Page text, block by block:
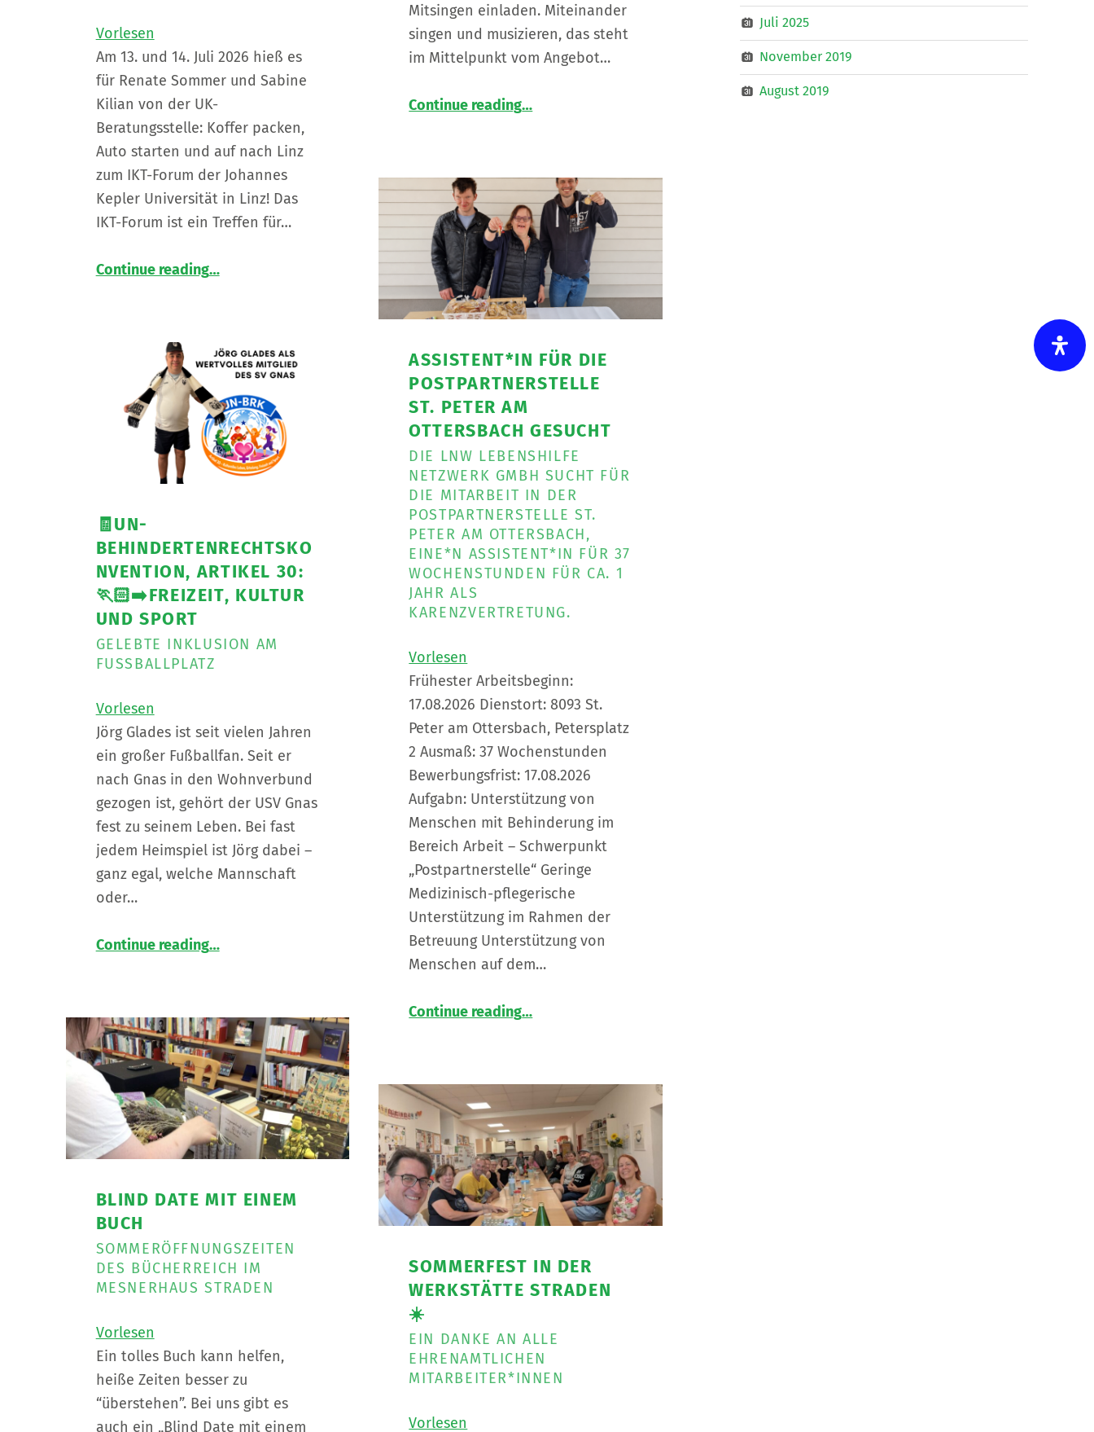
Mitsingen einladen. Miteinander
singen und musizieren, das steht
im Mittelpunkt vom Angebot…
Continue readingGemeinsames
in
Straden
”
…
Vorlesen
Am 13. und 14. Juli 2026 hieß es
für Renate Sommer und Sabine
Kilian von der UK-
Beratungsstelle: Koffer packen,
Auto starten und auf nach Linz
zum IKT-Forum der Johannes
Kepler Universität in Linz! Das
IKT-Forum ist ein Treffen für…
Continue readingUK-Beratungsstelle auf Tour in Linz
Koffer
und
auf
nach
Linz
zum
IKT-
Forum
…
ASSISTENT*IN FÜR DIE
POSTPARTNERSTELLE
ST. PETER AM
OTTERSBACH GESUCHT
DIE LNW LEBENSHILFE
NETZWERK GMBH SUCHT FÜR
DIE MITARBEIT IN DER
POSTPARTNERSTELLE ST.
PETER AM OTTERSBACH,
EINE*N ASSISTENT*IN FÜR 37
WOCHENSTUNDEN FÜR CA. 1
JAHR ALS
KARENZVERTRETUNG.
Vorlesen
Frühester Arbeitsbeginn:
17.08.2026 Dienstort: 8093 St.
Peter am Ottersbach, Petersplatz
2 Ausmaß: 37 Wochenstunden
Bewerbungsfrist: 17.08.2026
Aufgabn: Unterstützung von
Menschen mit Behinderung im
Bereich Arbeit – Schwerpunkt
„Postpartnerstelle“ Geringe
Medizinisch-pflegerische
Unterstützung im Rahmen der
Betreuung Unterstützung von
Menschen auf dem…
Continue readingAssistent*in für die Postpartnerstelle St. Peter am Ottersbach gesucht
Die
sucht
für
die
Mitarbeit
in
der
Peter
am
eine*n
Assistent*in
für
…
🧾UN-
BEHINDERTENRECHTSKO
NVENTION, ARTIKEL 30:
🏃🏻‍➡️FREIZEIT, KULTUR
UND SPORT
GELEBTE INKLUSION AM
FUSSBALLPLATZ
Vorlesen
Jörg Glades ist seit vielen Jahren
ein großer Fußballfan. Seit er
nach Gnas in den Wohnverbund
gezogen ist, gehört der USV Gnas
fest zu seinem Leben. Bei fast
jedem Heimspiel ist Jörg dabei –
ganz egal, welche Mannschaft
oder…
Continue reading🧾UN-Behindertenrechtskonvention, Artikel 30: 🏃🏻‍➡️Freizeit, Kultur und Sport
Gelebte
”
…
BLIND DATE MIT EINEM
BUCH
SOMMERÖFFNUNGSZEITEN
DES BÜCHERREICH IM
MESNERHAUS STRADEN
Vorlesen
Ein tolles Buch kann helfen,
heiße Zeiten besser zu
“überstehen”. Bei uns gibt es
auch ein „Blind Date mit einem
SOMMERFEST IN DER
WERKSTÄTTE STRADEN
☀️
EIN DANKE AN ALLE
EHRENAMTLICHEN
MITARBEITER*INNEN
Vorlesen
Juli 2025
November 2019
August 2019